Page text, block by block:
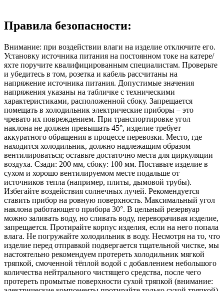
Правила безопасности:
Внимание: при воздействии влаги на изделие отключите его.
Установку источника питания на постоянном токе на катере/
яхте поручите квалифицированным специалистам. Проверьте
и убедитесь в том, розетка и кабель рассчитаны на
напряжение источника питания. Допустимые значения
напряжения указаны на табличке с техническими
характеристиками, расположенной сбоку. Запрещается
помещать в холодильник электрические приборы – это
чревато их повреждением. При транспортировке угол
наклона не должен превышать 45°, изделие требует
аккуратного обращения в процессе перевозки. Место, где
находится холодильник, должно надлежащим образом
вентилироваться; оставьте достаточно места для циркуляции
воздуха. Сзади: 200 мм, сбоку: 100 мм. Поставьте изделие в
сухом и хорошо вентилируемом месте подальше от
источников тепла (например, плиты, дымовой трубы).
Избегайте воздействия солнечных лучей. Рекомендуется
ставить прибор на ровную поверхность. Максимальный угол
наклона работающего прибора 30°. В цельный резервуар
можно заливать воду, но сливать воду, переворачивая изделие,
запрещается. Протирайте корпус изделия, если на него попала
влага. Не погружайте холодильник в воду. Несмотря на то, что
изделие перед отправкой подвергается тщательной чистке, мы
настоятельно рекомендуем протереть холодильник мягкой
тряпкой, смоченной тёплой водой с добавлением небольшого
количества нейтрального чистящего средства, после чего
протереть промытые поверхности сухой тряпкой (внимание: